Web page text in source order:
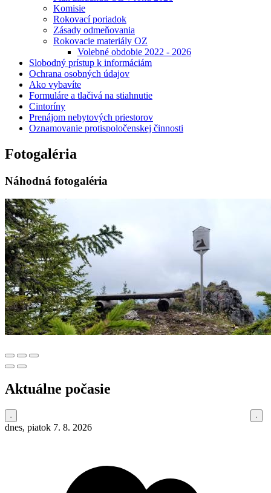
Komisie
Rokovací poriadok
Zásady odmeňovania
Rokovacie materiály OZ
Volebné obdobie 2022 - 2026
Slobodný prístup k informáciám
Ochrana osobných údajov
Ako vybavíte
Formuláre a tlačivá na stiahnutie
Cintoríny
Prenájom nebytových priestorov
Oznamovanie protispoločenskej činnosti
Fotogaléria
Náhodná fotogaléria
Aktuálne počasie
dnes, piatok 7. 8. 2026